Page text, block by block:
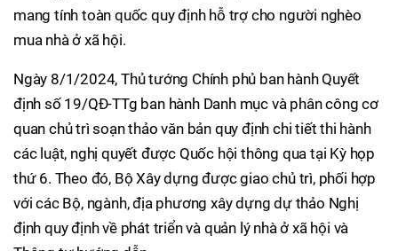
mang tính toàn quốc quy định hỗ trợ cho người nghèo
mua nhà ở xã hội.
Ngày 8/1/2024, Thủ tướng Chính phủ ban hành Quyết
định số 19/QĐ-TTg ban hành Danh mục và phân công cơ
quan chủ trì soạn thảo văn bản quy định chi tiết thi hành
các luật, nghị quyết được Quốc hội thông qua tại Kỳ họp
thứ 6. Theo đó, Bộ Xây dựng được giao chủ trì, phối hợp
với các Bộ, ngành, địa phương xây dựng dự thảo Nghị
định quy định về phát triển và quản lý nhà ở xã hội và